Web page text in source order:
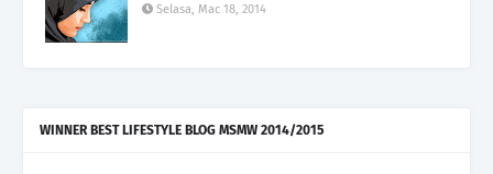
Selasa, Mac 18, 2014
WINNER BEST LIFESTYLE BLOG MSMW 2014/2015